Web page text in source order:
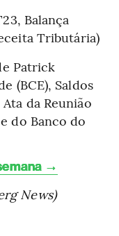
Balança
Tributária)
Patrick
(BCE), Saldos
da Reunião
do Banco do
→
News)